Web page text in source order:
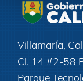
Villamaría,
Cl. 14 #2-58
Parque